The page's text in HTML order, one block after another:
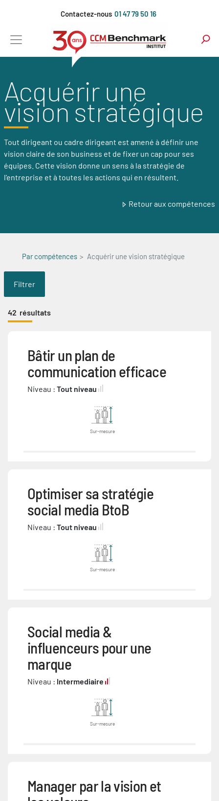
principal
Contactez-nous 01 47 79 50 16
Acquérir une
vision stratégique
Tout dirigeant ou cadre dirigeant est amené à définir une
vision claire de son business et de fixer un cap pour ses
équipes. Cette vision donne un sens à la stratégie de
l'entreprise et à toutes les actions qui en résultent.
Retour aux compétences
Par compétences Acquérir une vision stratégique
Filtrer
42 résultats
Bâtir un plan de
communication efficace
Niveau : Tout niveau
Sur-mesure
Optimiser sa stratégie
social media BtoB
Niveau : Tout niveau
Sur-mesure
Social media &
influenceurs pour une
marque
Niveau : Intermediaire
Sur-mesure
Manager par la vision et